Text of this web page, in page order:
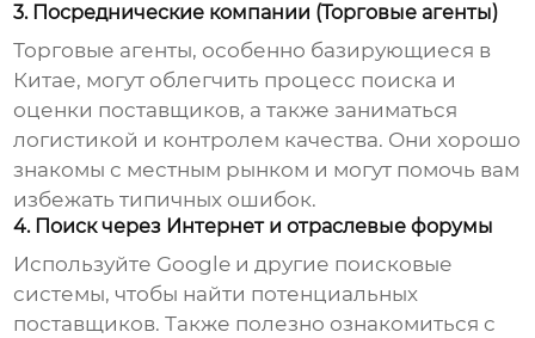
3. Посреднические компании (Торговые агенты)
Торговые агенты, особенно базирующиеся в
Китае, могут облегчить процесс поиска и
оценки поставщиков, а также заниматься
логистикой и контролем качества. Они хорошо
знакомы с местным рынком и могут помочь вам
избежать типичных ошибок.
4. Поиск через Интернет и отраслевые форумы
Используйте Google и другие поисковые
системы, чтобы найти потенциальных
поставщиков. Также полезно ознакомиться с